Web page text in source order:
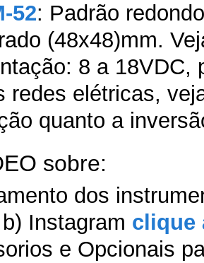
52: Padrão
(48x48)mm.
8 a 18VDC,
redes elétricas,
quanto a
sobre:
dos
Instagram clique
e Opcionais